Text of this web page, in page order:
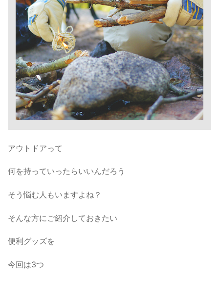
アウトドアって
何を持っていったらいいんだろう
そう悩む人もいますよね？
そんな方にご紹介しておきたい
便利グッズを
今回は3つ